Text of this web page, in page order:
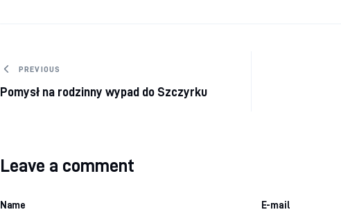
Nawigacja
wpisu
PREVIOUS
Pomysł na rodzinny wypad do Szczyrku
Leave a comment
Name E-mail